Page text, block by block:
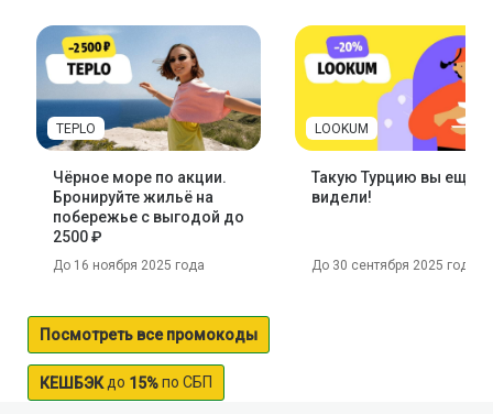
TEPLO
Чёрное море по акции.
Бронируйте жильё на
побережье с выгодой до
2500 ₽
До 16 ноября 2025 года
LOOKUM
Такую Турцию вы ещё
видели!
До 30 сентября 2025 года
Посмотреть все промокоды
КЕШБЭКдо 15%по СБП